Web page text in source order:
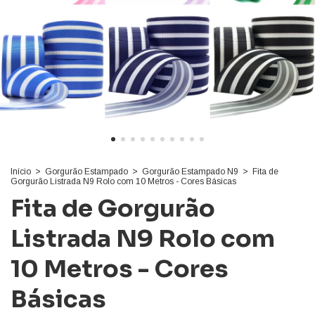
Início > Gorgurão Estampado > Gorgurão Estampado N9 > Fita de
Gorgurão Listrada N9 Rolo com 10 Metros - Cores Básicas
Fita de Gorgurão
Listrada N9 Rolo com
10 Metros - Cores
Básicas